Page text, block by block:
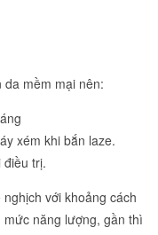
mềm mại nên:
xém khi bắn laze.
trị.
với khoảng cách
năng lượng, gần thì